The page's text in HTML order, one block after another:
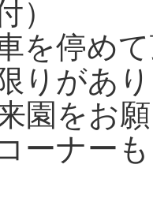
）
停めて
があり
園をお
ナーも